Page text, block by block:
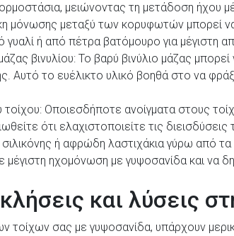
μειώνοντας τη μετάδοση ήχου
μόνωσης μεταξύ των κορυφωτών μπορεί
ή από πέτρα βατόμουρο για μέγιστη
βινυλίου: Το βαρύ βινύλιο μάζας
Αυτό το ευέλικτο υλικό βοηθά στο να
τοίχου: Οποιεσδήποτε ανοίγματα στους
ότι ελαχιστοποιείτε τις
σιλικόνης ή αφρώδη λαστιχάκια γύρω από
μέγιστη ηχομόνωση με γυψοσανίδα και να
και λύσεις
τοίχων σας με γυψοσανίδα, υπάρχουν